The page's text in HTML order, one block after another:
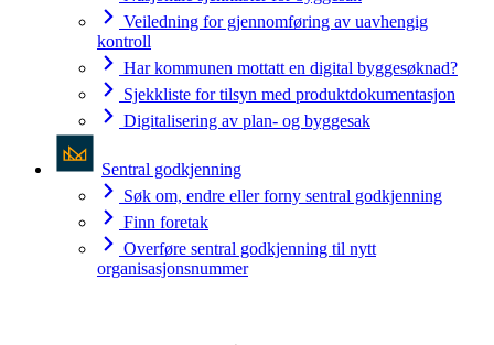
Veiledning for gjennomføring av uavhengig
kontroll
Har kommunen mottatt en digital byggesøknad?
Sjekkliste for tilsyn med produktdokumentasjon
Digitalisering av plan- og byggesak
Sentral godkjenning
Søk om, endre eller forny sentral godkjenning
Finn foretak
Overføre sentral godkjenning til nytt
organisasjonsnummer